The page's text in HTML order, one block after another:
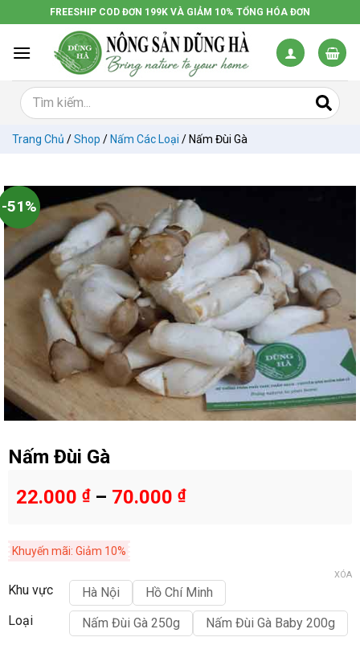
đến
dung
FREESHIP COD ĐƠN 199K VÀ GIẢM 10% TỔNG HÓA ĐƠN
Trang Chủ /Shop / Nấm Các Loại / Nấm Đùi Gà
-51%
Nấm Đùi Gà
22.000 ₫– 70.000 ₫
Khuyến mãi: Giảm 10%
Khu vực Hà Nội
Hồ Chí Minh
Loại
Nấm Đùi Gà 250g Nấm Đùi Gà Baby 200g
XÓA